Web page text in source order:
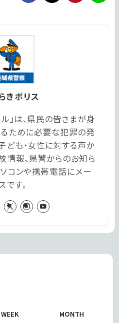
きポリス
」は、県民の皆さまが身
ために必要な犯罪の発
ども・女性に対する声か
情報、県警からのお知ら
コンや携帯電話にメー
す。
WEEK MONTH